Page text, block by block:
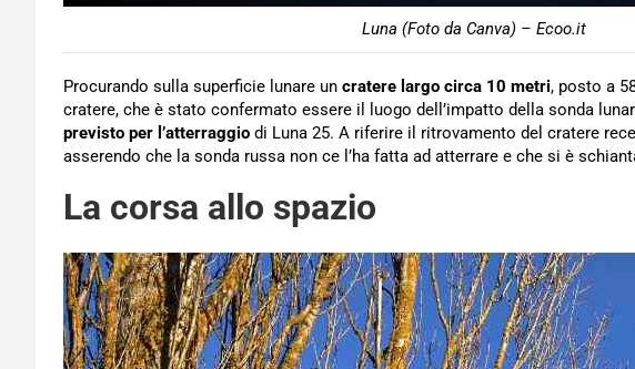
Luna (Foto da Canva) – Ecoo.it
Procurando sulla superficie lunare un cratere largo circa 10 metri, posto a
cratere, che è stato confermato essere il luogo dell’impatto della sonda
previsto per l’atterraggio di Luna 25. A riferire il ritrovamento del cratere
asserendo che la sonda russa non ce l’ha fatta ad atterrare e che si è
La corsa allo spazio